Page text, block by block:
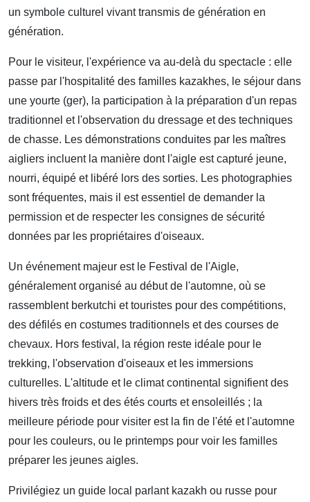
un symbole culturel vivant transmis de génération en
génération.
Pour le visiteur, l'expérience va au-delà du spectacle : elle
passe par l'hospitalité des familles kazakhes, le séjour dans
une yourte (ger), la participation à la préparation d'un repas
traditionnel et l'observation du dressage et des techniques
de chasse. Les démonstrations conduites par les maîtres
aigliers incluent la manière dont l'aigle est capturé jeune,
nourri, équipé et libéré lors des sorties. Les photographies
sont fréquentes, mais il est essentiel de demander la
permission et de respecter les consignes de sécurité
données par les propriétaires d'oiseaux.
Un événement majeur est le Festival de l'Aigle,
généralement organisé au début de l'automne, où se
rassemblent berkutchi et touristes pour des compétitions,
des défilés en costumes traditionnels et des courses de
chevaux. Hors festival, la région reste idéale pour le
trekking, l'observation d'oiseaux et les immersions
culturelles. L'altitude et le climat continental signifient des
hivers très froids et des étés courts et ensoleillés ; la
meilleure période pour visiter est la fin de l'été et l'automne
pour les couleurs, ou le printemps pour voir les familles
préparer les jeunes aigles.
Privilégiez un guide local parlant kazakh ou russe pour